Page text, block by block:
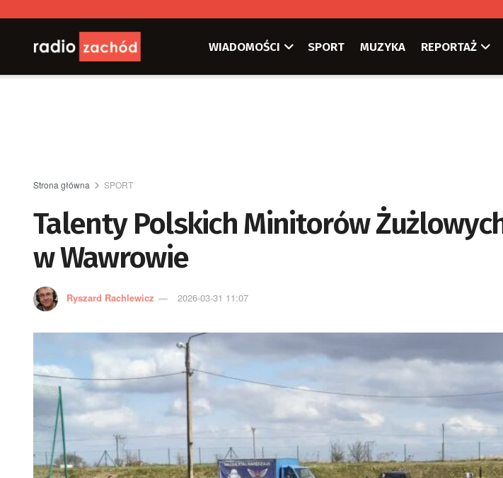
WIADOMOŚCI SPORT MUZYKA REPORTAŻ
Strona główna SPORT
Talenty Polskich Minitorów
w Wawrowie
Ryszard Rachlewicz 2026-03-31 11:07